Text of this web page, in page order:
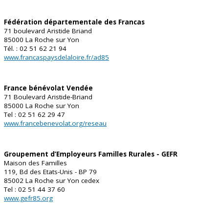
Fédération départementale des Francas
71 boulevard Aristide Briand
85000 La Roche sur Yon
Tél. : 02 51 62 21 94
www.francaspaysdelaloire.fr/ad85
France bénévolat Vendée
71 Boulevard Aristide-Briand
85000 La Roche sur Yon
Tel : 02 51 62 29 47
www.francebenevolat.org/reseau
Groupement d’Employeurs Familles Rurales - GEFR
Maison des Familles
119, Bd des Etats-Unis - BP 79
85002 La Roche sur Yon cedex
Tel : 02 51 44 37 60
www.gefr85.org